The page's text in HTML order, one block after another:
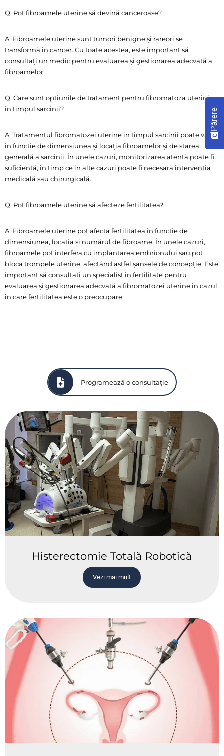
Q: Pot fibroamele uterine să devină canceroase?
A: Fibroamele uterine sunt tumori benigne și rareori se
transformă în cancer. Cu toate acestea, este important să
consultați un medic pentru evaluarea și gestionarea adecvată a
fibroamelor.
Q: Care sunt opțiunile de tratament pentru fibromatoza uterină
în timpul sarcinii?
A: Tratamentul fibromatozei uterine în timpul sarcinii poate varia
în funcție de dimensiunea și locația fibroamelor și de starea
generală a sarcinii. În unele cazuri, monitorizarea atentă poate fi
suficientă, în timp ce în alte cazuri poate fi necesară intervenția
medicală sau chirurgicală.
Q: Pot fibroamele uterine să afecteze fertilitatea?
A: Fibroamele uterine pot afecta fertilitatea în funcție de
dimensiunea, locația și numărul de fibroame. În unele cazuri,
fibroamele pot interfera cu implantarea embrionului sau pot
bloca trompele uterine, afectând astfel șansele de concepție. Este
important să consultați un specialist în fertilitate pentru
evaluarea și gestionarea adecvată a fibromatozei uterine în cazul
în care fertilitatea este o preocupare.
Programează o consultație
Histerectomie Totală Robotică
Vezi mai mult
Părere